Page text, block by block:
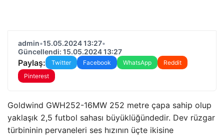
admin•15.05.2024 13:27•
Güncellendi: 15.05.2024 13:27
Paylaş: Twitter Facebook WhatsApp
Reddit
Pinterest
Goldwind GWH252-16MW 252 metre çapa sahip olup
yaklaşık 2,5 futbol sahası büyüklüğündedir. Dev rüzgar
türbininin pervaneleri ses hızının üçte ikisine